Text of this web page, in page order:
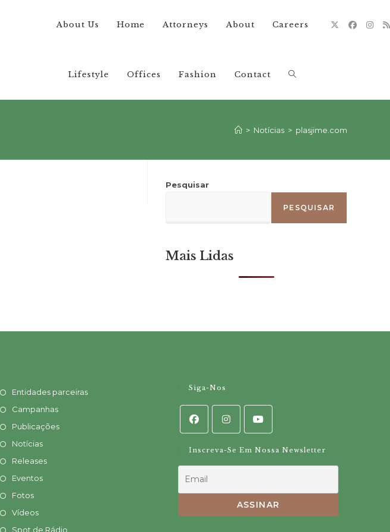
About Us Home Attorneys About Careers
Lifestyle Offices Fashion Contact Alternar
pesquisa
site
> Notícias > plasjime.com
Pesquisar
PESQUISAR
Mais Lidas
Entidades parceiras
Campanhas
Publicações
Notícias
Releases
Eventos
Fotos
Vídeos
Spot de Rádio
Siga-Nos
Inscreva-Se Em Nossa Newsletter